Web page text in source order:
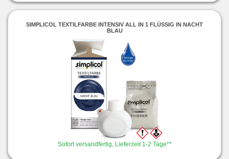
SIMPLICOL TEXTILFARBE INTENSIV ALL IN 1 FLÜSSIG IN NACHT
BLAU
Sofort versandfertig, Lieferzeit 1-2 Tage**